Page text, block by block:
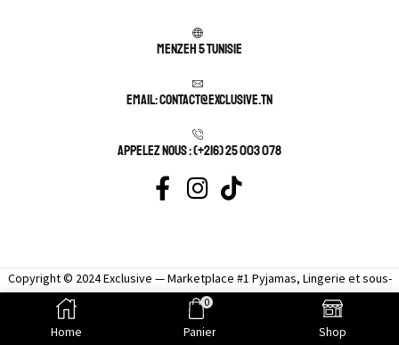
Menzeh 5 TUNISIE
Email: contact@exclusive.tn
APPELEZ NOUS : (+216) 25 003 078
Copyright © 2024 Exclusive — Marketplace #1 Pyjamas, Lingerie et sous-
vêtement femme sexy.
Home
0
Panier Shop